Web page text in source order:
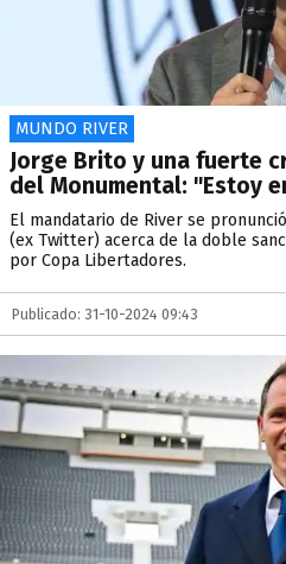
MUNDO RIVER
Jorge Brito y una fuerte
del Monumental: "Estoy
El mandatario de River se
(ex Twitter) acerca de la doble
por Copa Libertadores.
Publicado: 31-10-2024 09:43